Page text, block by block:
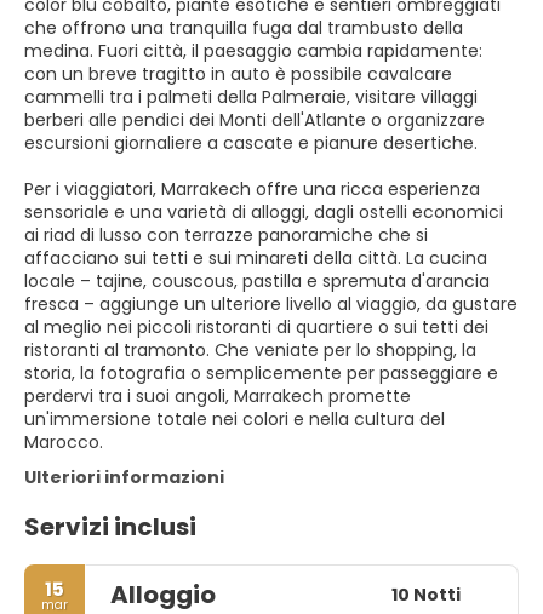
color blu cobalto, piante esotiche e sentieri ombreggiati
che offrono una tranquilla fuga dal trambusto della
medina. Fuori città, il paesaggio cambia rapidamente:
con un breve tragitto in auto è possibile cavalcare
cammelli tra i palmeti della Palmeraie, visitare villaggi
berberi alle pendici dei Monti dell'Atlante o organizzare
escursioni giornaliere a cascate e pianure desertiche.
Per i viaggiatori, Marrakech offre una ricca esperienza
sensoriale e una varietà di alloggi, dagli ostelli economici
ai riad di lusso con terrazze panoramiche che si
affacciano sui tetti e sui minareti della città. La cucina
locale – tajine, couscous, pastilla e spremuta d'arancia
fresca – aggiunge un ulteriore livello al viaggio, da gustare
al meglio nei piccoli ristoranti di quartiere o sui tetti dei
ristoranti al tramonto. Che veniate per lo shopping, la
storia, la fotografia o semplicemente per passeggiare e
perdervi tra i suoi angoli, Marrakech promette
un'immersione totale nei colori e nella cultura del
Marocco.
Ulteriori informazioni
Servizi inclusi
15
mar Alloggio 10 Notti